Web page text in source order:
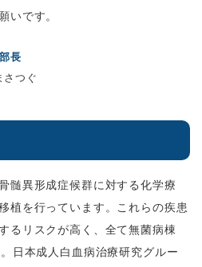
いです。
長
つぐ
髄異形成症候群に対する化学療
植を行っています。これらの疾患
るリスクが高く、全て無菌病棟
日本成人白血病治療研究グルー